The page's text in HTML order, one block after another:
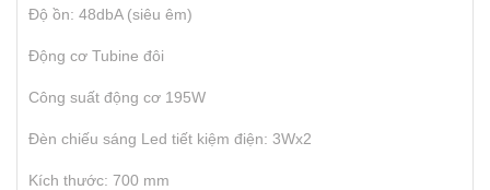
Độ ồn: 48dbA (siêu êm)
Động cơ Tubine đôi
Công suất động cơ 195W
Đèn chiếu sáng Led tiết kiệm điện: 3Wx2
Kích thước: 700 mm